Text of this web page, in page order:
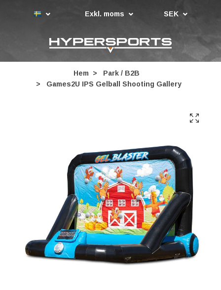
Exkl. moms SEK
Hem
Park / B2B
Games2U IPS Gelball Shooting Gallery